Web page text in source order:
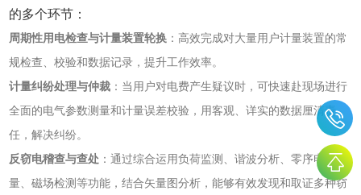
的多个环节：
周期性用电检查与计量装置轮换 ‌：高效完成对大量用户计量装置的常
规检查、校验和数据记录，提升工作效率。
计量纠纷处理与仲裁 ‌：当用户对电费产生疑议时，可快速赴现场进行
全面的电气参数测量和计量误差校验，用客观、详实的数据厘清责
任，解决纠纷。
反窃电稽查与查处 ‌：通过综合运用负荷监测、谐波分析、零序电流测
量、磁场检测等功能，结合矢量图分析，能够有效发现和取证多种窃